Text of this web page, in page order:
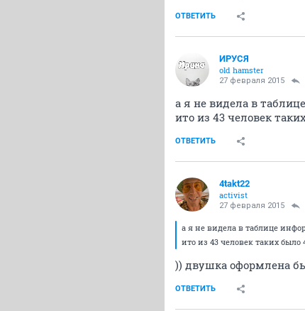
ОТВЕТИТЬ
ИРУСЯ
old hamster
27 февраля 2015
а я не видела в
ито из 43 человек
ОТВЕТИТЬ
4takt22
activist
27 февраля 2015
а я не видела в таблице
ито из 43 человек таких было
)) двушка оформлена
ОТВЕТИТЬ